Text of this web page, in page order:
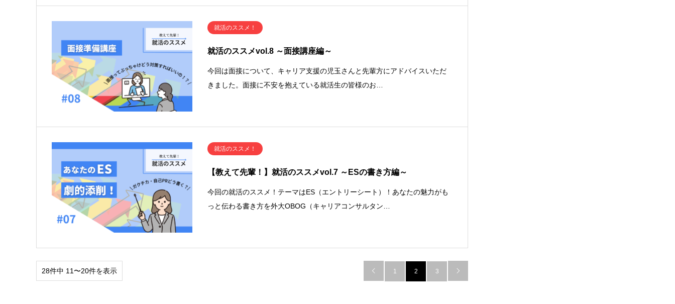
就活のススメ！
就活のススメvol.8 ～面接講座編～
今回は面接について、キャリア支援の児玉さんと先輩方にアドバイスいただ
きました。面接に不安を抱えている就活生の皆様のお…
就活のススメ！
【教えて先輩！】就活のススメvol.7 ～ESの書き方編～
今回の就活のススメ！テーマはES（エントリーシート）！あなたの魅力がも
っと伝わる書き方を外大OBOG（キャリアコンサルタン…
28件中 11〜20件を表示  1 2 3 